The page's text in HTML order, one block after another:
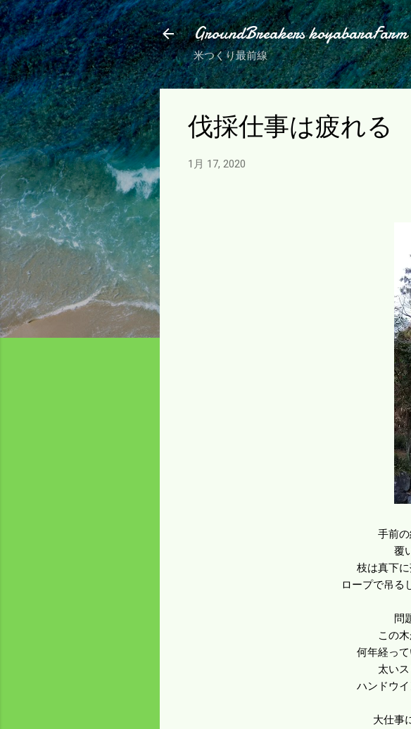
スキ
GroundBreakers koyabaraFarm
米つくり最前線
伐採仕事は疲れる
1月 17, 2020
手前
覆
枝は真下
ロープで吊る
問
この
何年経っ
太い
ハンドウ
大仕事